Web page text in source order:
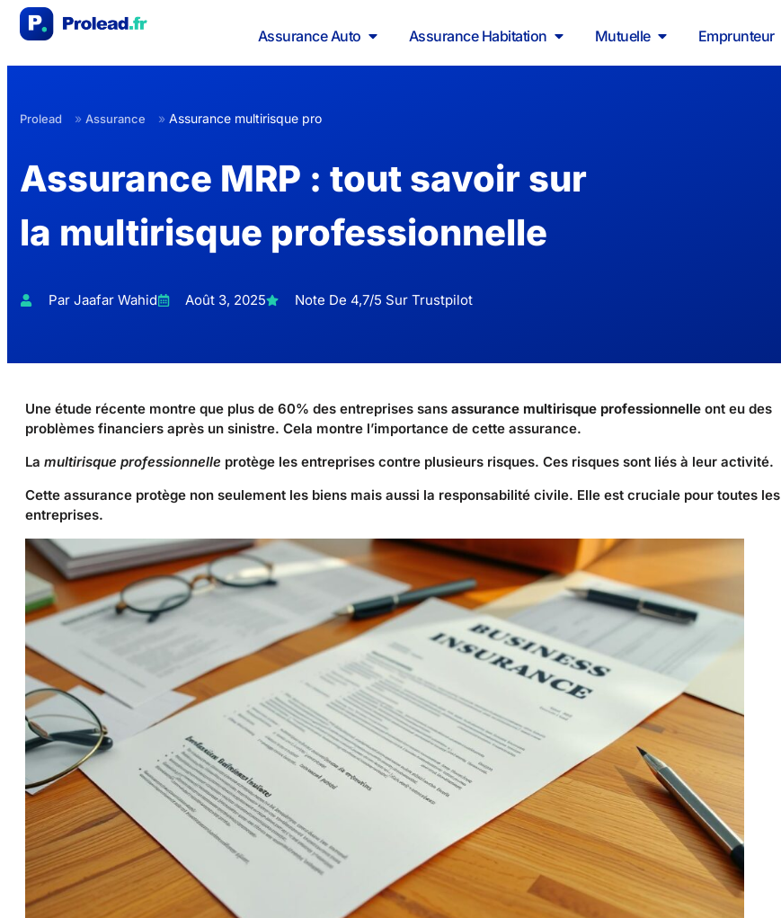
Assurance Auto Assurance Habitation Mutuelle Emprunteur
Prolead » Assurance » Assurance multirisque pro
Assurance MRP : tout savoir sur
la multirisque professionnelle
Par Jaafar Wahid Août 3, 2025 Note De 4,7/5 Sur Trustpilot
Une étude récente montre que plus de 60% des entreprises sans assurance multirisque professionnelle ont eu des
problèmes financiers après un sinistre. Cela montre l’importance de cette assurance.
La multirisque professionnelle protège les entreprises contre plusieurs risques. Ces risques sont liés à leur activité.
Cette assurance protège non seulement les biens mais aussi la responsabilité civile. Elle est cruciale pour toutes les
entreprises.